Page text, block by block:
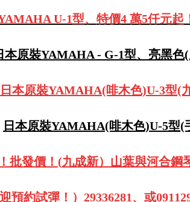
U-1型、 特價4 萬5仟元起
本原裝YAMAHA - G-1型、亮黑色
日本原裝YAMAHA(啡木色)U-3型(
日本原裝YAMAHA(啡木色)U-5型(
批發價！ (九成新）山葉與河合鋼
預約試彈！）29336281、或